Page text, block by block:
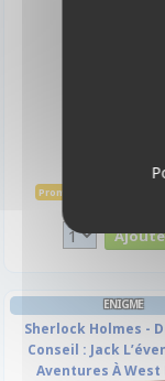
Promo -10%
ENIGME
Sherlock Holmes -
Conseil : Jack
Aventures À West